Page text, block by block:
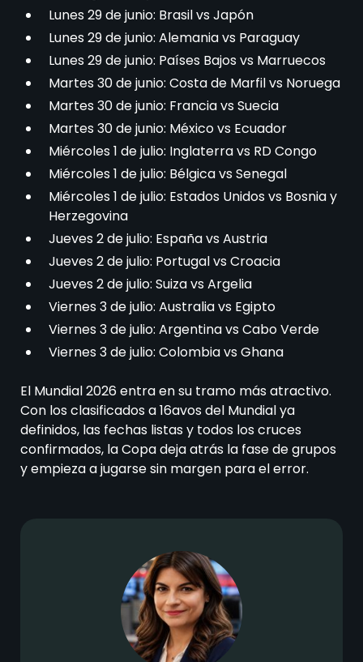
Lunes 29 de junio: Brasil vs Japón
Lunes 29 de junio: Alemania vs Paraguay
Lunes 29 de junio: Países Bajos vs Marruecos
Martes 30 de junio: Costa de Marfil vs Noruega
Martes 30 de junio: Francia vs Suecia
Martes 30 de junio: México vs Ecuador
Miércoles 1 de julio: Inglaterra vs RD Congo
Miércoles 1 de julio: Bélgica vs Senegal
Miércoles 1 de julio: Estados Unidos vs Bosnia y
Herzegovina
Jueves 2 de julio: España vs Austria
Jueves 2 de julio: Portugal vs Croacia
Jueves 2 de julio: Suiza vs Argelia
Viernes 3 de julio: Australia vs Egipto
Viernes 3 de julio: Argentina vs Cabo Verde
Viernes 3 de julio: Colombia vs Ghana
El Mundial 2026 entra en su tramo más atractivo.
Con los clasificados a 16avos del Mundial ya
definidos, las fechas listas y todos los cruces
confirmados, la Copa deja atrás la fase de grupos
y empieza a jugarse sin margen para el error.